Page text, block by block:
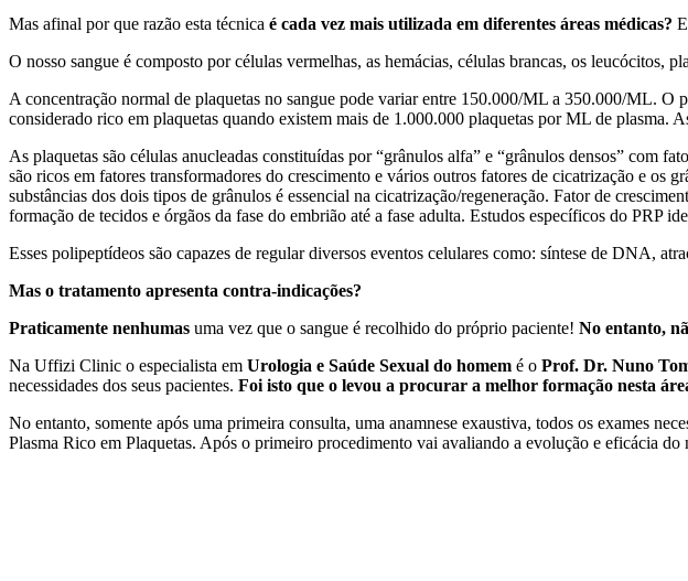
Mas afinal por que razão esta técnica é cada vez mais utilizada em diferentes áreas médicas?
O nosso sangue é composto por células vermelhas, as hemácias, células brancas, os leucócitos,
A concentração normal de plaquetas no sangue pode variar entre 150.000/ML a 350.000/ML. O
considerado rico em plaquetas quando existem mais de 1.000.000 plaquetas por ML de plasma.
As plaquetas são células anucleadas constituídas por “grânulos alfa” e “grânulos densos” com
são ricos em fatores transformadores do crescimento e vários outros fatores de cicatrização e
substâncias dos dois tipos de grânulos é essencial na cicatrização/regeneração. Fator de
formação de tecidos e órgãos da fase do embrião até a fase adulta. Estudos específicos do PRP
Esses polipeptídeos são capazes de regular diversos eventos celulares como: síntese de DNA,
Mas o tratamento apresenta contra-indicações?
Praticamente nenhumas uma vez que o sangue é recolhido do próprio paciente! No entanto,
Na Uffizi Clinic o especialista em Urologia e Saúde Sexual do homem é o Prof. Dr. Nuno
necessidades dos seus pacientes. Foi isto que o levou a procurar a melhor formação nesta
No entanto, somente após uma primeira consulta, uma anamnese exaustiva, todos os exames
Plasma Rico em Plaquetas. Após o primeiro procedimento vai avaliando a evolução e eficácia do